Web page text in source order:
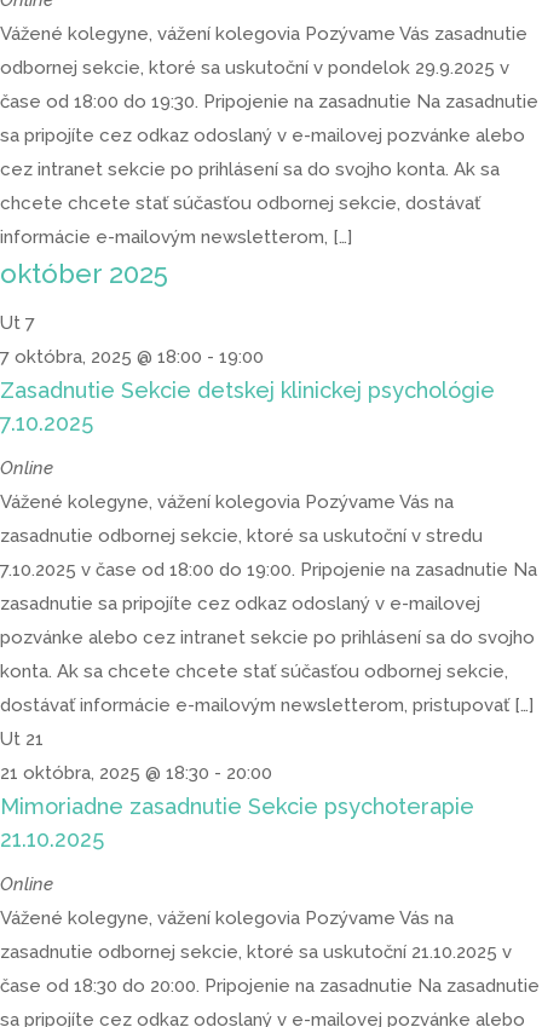
Vážené kolegyne, vážení kolegovia Pozývame Vás zasadnutie
odbornej sekcie, ktoré sa uskutoční v pondelok 29.9.2025 v
čase od 18:00 do 19:30. Pripojenie na zasadnutie Na zasadnutie
sa pripojíte cez odkaz odoslaný v e-mailovej pozvánke alebo
cez intranet sekcie po prihlásení sa do svojho konta. Ak sa
chcete chcete stať súčasťou odbornej sekcie, dostávať
informácie e-mailovým newsletterom, […]
október 2025
Ut 7
7 októbra, 2025 @ 18:00 - 19:00
Zasadnutie Sekcie detskej klinickej psychológie
7.10.2025
Online
Vážené kolegyne, vážení kolegovia Pozývame Vás na
zasadnutie odbornej sekcie, ktoré sa uskutoční v stredu
7.10.2025 v čase od 18:00 do 19:00. Pripojenie na zasadnutie Na
zasadnutie sa pripojíte cez odkaz odoslaný v e-mailovej
pozvánke alebo cez intranet sekcie po prihlásení sa do svojho
konta. Ak sa chcete chcete stať súčasťou odbornej sekcie,
dostávať informácie e-mailovým newsletterom, pristupovať […]
Ut 21
21 októbra, 2025 @ 18:30 - 20:00
Mimoriadne zasadnutie Sekcie psychoterapie
21.10.2025
Online
Vážené kolegyne, vážení kolegovia Pozývame Vás na
zasadnutie odbornej sekcie, ktoré sa uskutoční 21.10.2025 v
čase od 18:30 do 20:00. Pripojenie na zasadnutie Na zasadnutie
sa pripojíte cez odkaz odoslaný v e-mailovej pozvánke alebo